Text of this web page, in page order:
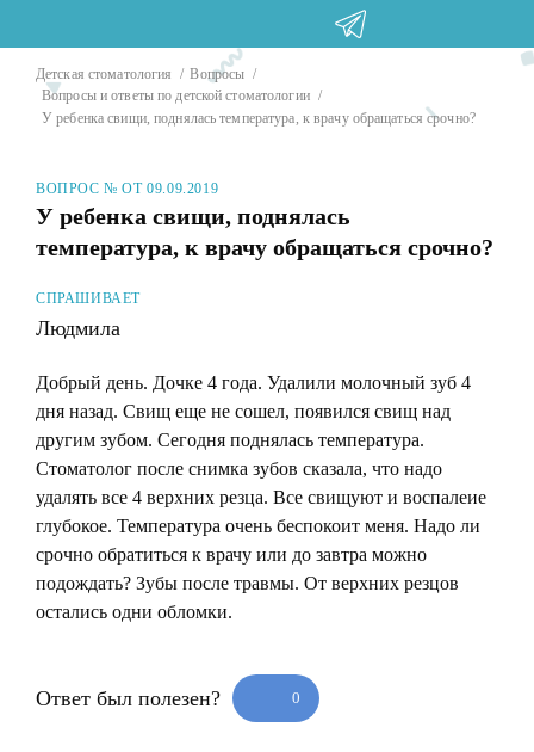
Детская стоматология
Вопросы
Вопросы и ответы по детской стоматологии
У ребенка свищи, поднялась температура, к врачу обращаться срочно?
ВОПРОС № ОТ 09.09.2019
У ребенка свищи, поднялась
температура, к врачу обращаться срочно?
СПРАШИВАЕТ
Людмила
Добрый день. Дочке 4 года. Удалили молочный зуб 4
дня назад. Свищ еще не сошел, появился свищ над
другим зубом. Сегодня поднялась температура.
Стоматолог после снимка зубов сказала, что надо
удалять все 4 верхних резца. Все свищуют и воспалеие
глубокое. Температура очень беспокоит меня. Надо ли
срочно обратиться к врачу или до завтра можно
подождать? Зубы после травмы. От верхних резцов
остались одни обломки.
Ответ был полезен? 0